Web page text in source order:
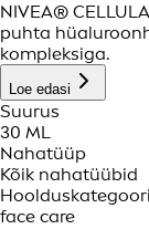
NIVEA®
puhta
kompleksiga.
Loe edasi
Suurus
30 ML
Nahatüüp
Kõik nahatüübid
face care